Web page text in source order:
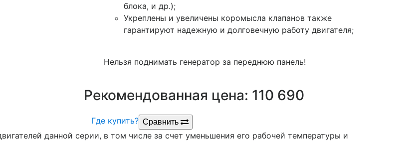
блока, и др.);
Укреплены и увеличены коромысла клапанов также
гарантируют надежную и долговечную работу двигателя;
Нельзя поднимать генератор за переднюю панель!
Рекомендованная цена: 110 690
Где купить? Сравнить
данной серии, в том числе за счет уменьшения его рабочей температуры и